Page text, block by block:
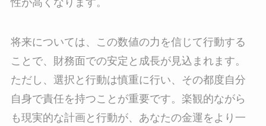
将来については、この数値の力を信じて行動する
ことで、財務面での安定と成長が見込まれます。
ただし、選択と行動は慎重に行い、その都度自分
自身で責任を持つことが重要です。楽観的ながら
も現実的な計画と行動が、あなたの金運をより一